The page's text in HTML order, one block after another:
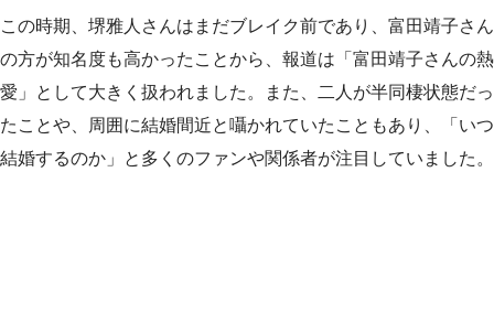
この時期、堺雅人さんはまだブレイク前であり、富田靖子さん
の方が知名度も高かったことから、報道は「富田靖子さんの熱
愛」として大きく扱われました。また、二人が半同棲状態だっ
たことや、周囲に結婚間近と囁かれていたこともあり、「いつ
結婚するのか」と多くのファンや関係者が注目していました。